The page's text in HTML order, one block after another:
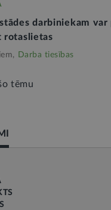
darbiniekam var
rotaslietas
Darba tiesības
tēmu